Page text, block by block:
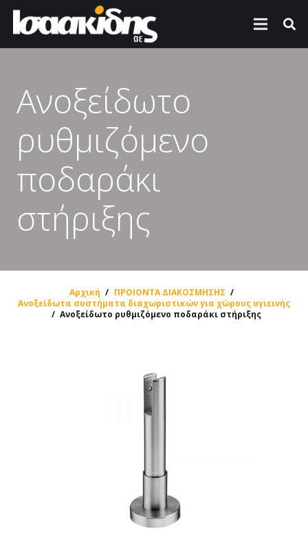
Ανοξείδωτο
ρυθμιζόμενο
ποδαράκι
στήριξης
Αρχική / ΠΡΟΙΟΝΤΑ ΔΙΑΚΟΣΜΗΣΗΣ /
Ανοξείδωτα συστήματα διαχωριστικών για χώρους υγιεινής
/ Ανοξείδωτο ρυθμιζόμενο ποδαράκι στήριξης